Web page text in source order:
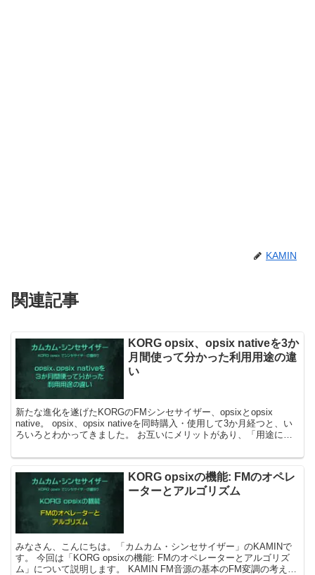
KAMIN
関連記事
KORG opsix、opsix nativeを3か
月間使って分かった利用用途の違
い
新たな進化を遂げたKORGのFMシンセサイザー、opsixとopsix
native。 opsix、opsix nativeを同時購入・使用して3か月経つと、い
ろいろとわかってきました。 お互いにメリットがあり、「用途によ
KORG opsixの機能: FMのオペレ
ーターとアルゴリズム
みなさん、こんにちは。「カムカム・シンセサイザー」のKAMINで
す。 今回は「KORG opsixの機能: FMのオペレーターとアルゴリズ
ム」について説明します。 KAMIN FM音源の基本のFM変調の考え方